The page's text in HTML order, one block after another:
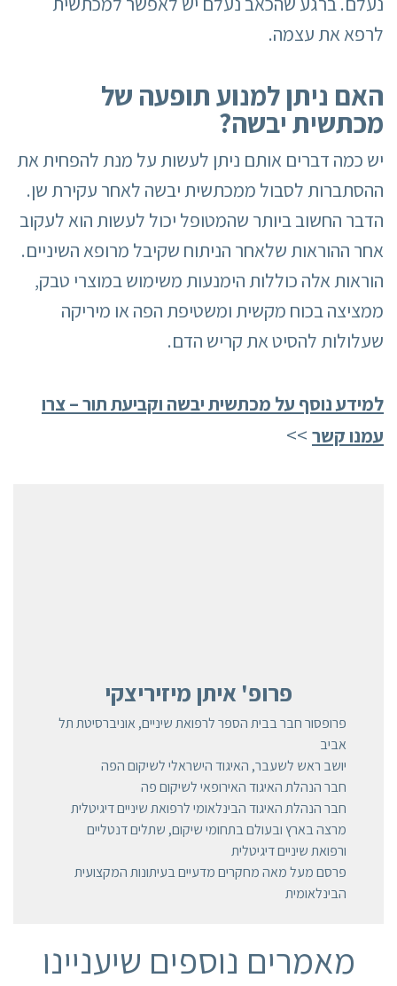
לרפא את עצמה.
האם ניתן למנוע תופעה של
מכתשית יבשה?
יש כמה דברים אותם ניתן לעשות על מנת להפחית את
ההסתברות לסבול ממכתשית יבשה לאחר עקירת שן.
הדבר החשוב ביותר שהמטופל יכול לעשות הוא לעקוב
אחר ההוראות שלאחר הניתוח שקיבל מרופא השיניים.
הוראות אלה כוללות הימנעות משימוש במוצרי טבק,
ממציצה בכוח מקשית ומשטיפת הפה או מיריקה
שעלולות להסיט את קריש הדם.
למידע נוסף על מכתשית יבשה וקביעת תור – צרו
עמנו קשר >>
פרופ' איתן מיזיריצקי
פרופסור חבר בבית הספר לרפואת שיניים, אוניברסיטת תל
אביב
יושב ראש לשעבר, האיגוד הישראלי לשיקום הפה
חבר הנהלת האיגוד האירופאי לשיקום פה
חבר הנהלת האיגוד הבינלאומי לרפואת שיניים דיגיטלית
מרצה בארץ ובעולם בתחומי שיקום, שתלים דנטליים
ורפואת שיניים דיגיטלית
פרסם מעל מאה מחקרים מדעיים בעיתונות המקצועית
הבינלאומית
מאמרים נוספים שיעניינו